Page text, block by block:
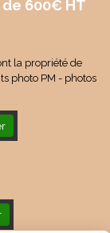
600€ HT
la propriété de
photo PM - photos